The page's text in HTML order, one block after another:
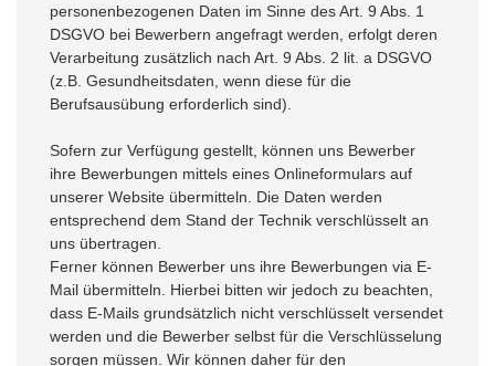
personenbezogenen Daten im Sinne des Art. 9 Abs. 1
DSGVO bei Bewerbern angefragt werden, erfolgt deren
Verarbeitung zusätzlich nach Art. 9 Abs. 2 lit. a DSGVO
(z.B. Gesundheitsdaten, wenn diese für die
Berufsausübung erforderlich sind).
Sofern zur Verfügung gestellt, können uns Bewerber
ihre Bewerbungen mittels eines Onlineformulars auf
unserer Website übermitteln. Die Daten werden
entsprechend dem Stand der Technik verschlüsselt an
uns übertragen.
Ferner können Bewerber uns ihre Bewerbungen via E-
Mail übermitteln. Hierbei bitten wir jedoch zu beachten,
dass E-Mails grundsätzlich nicht verschlüsselt versendet
werden und die Bewerber selbst für die Verschlüsselung
sorgen müssen. Wir können daher für den